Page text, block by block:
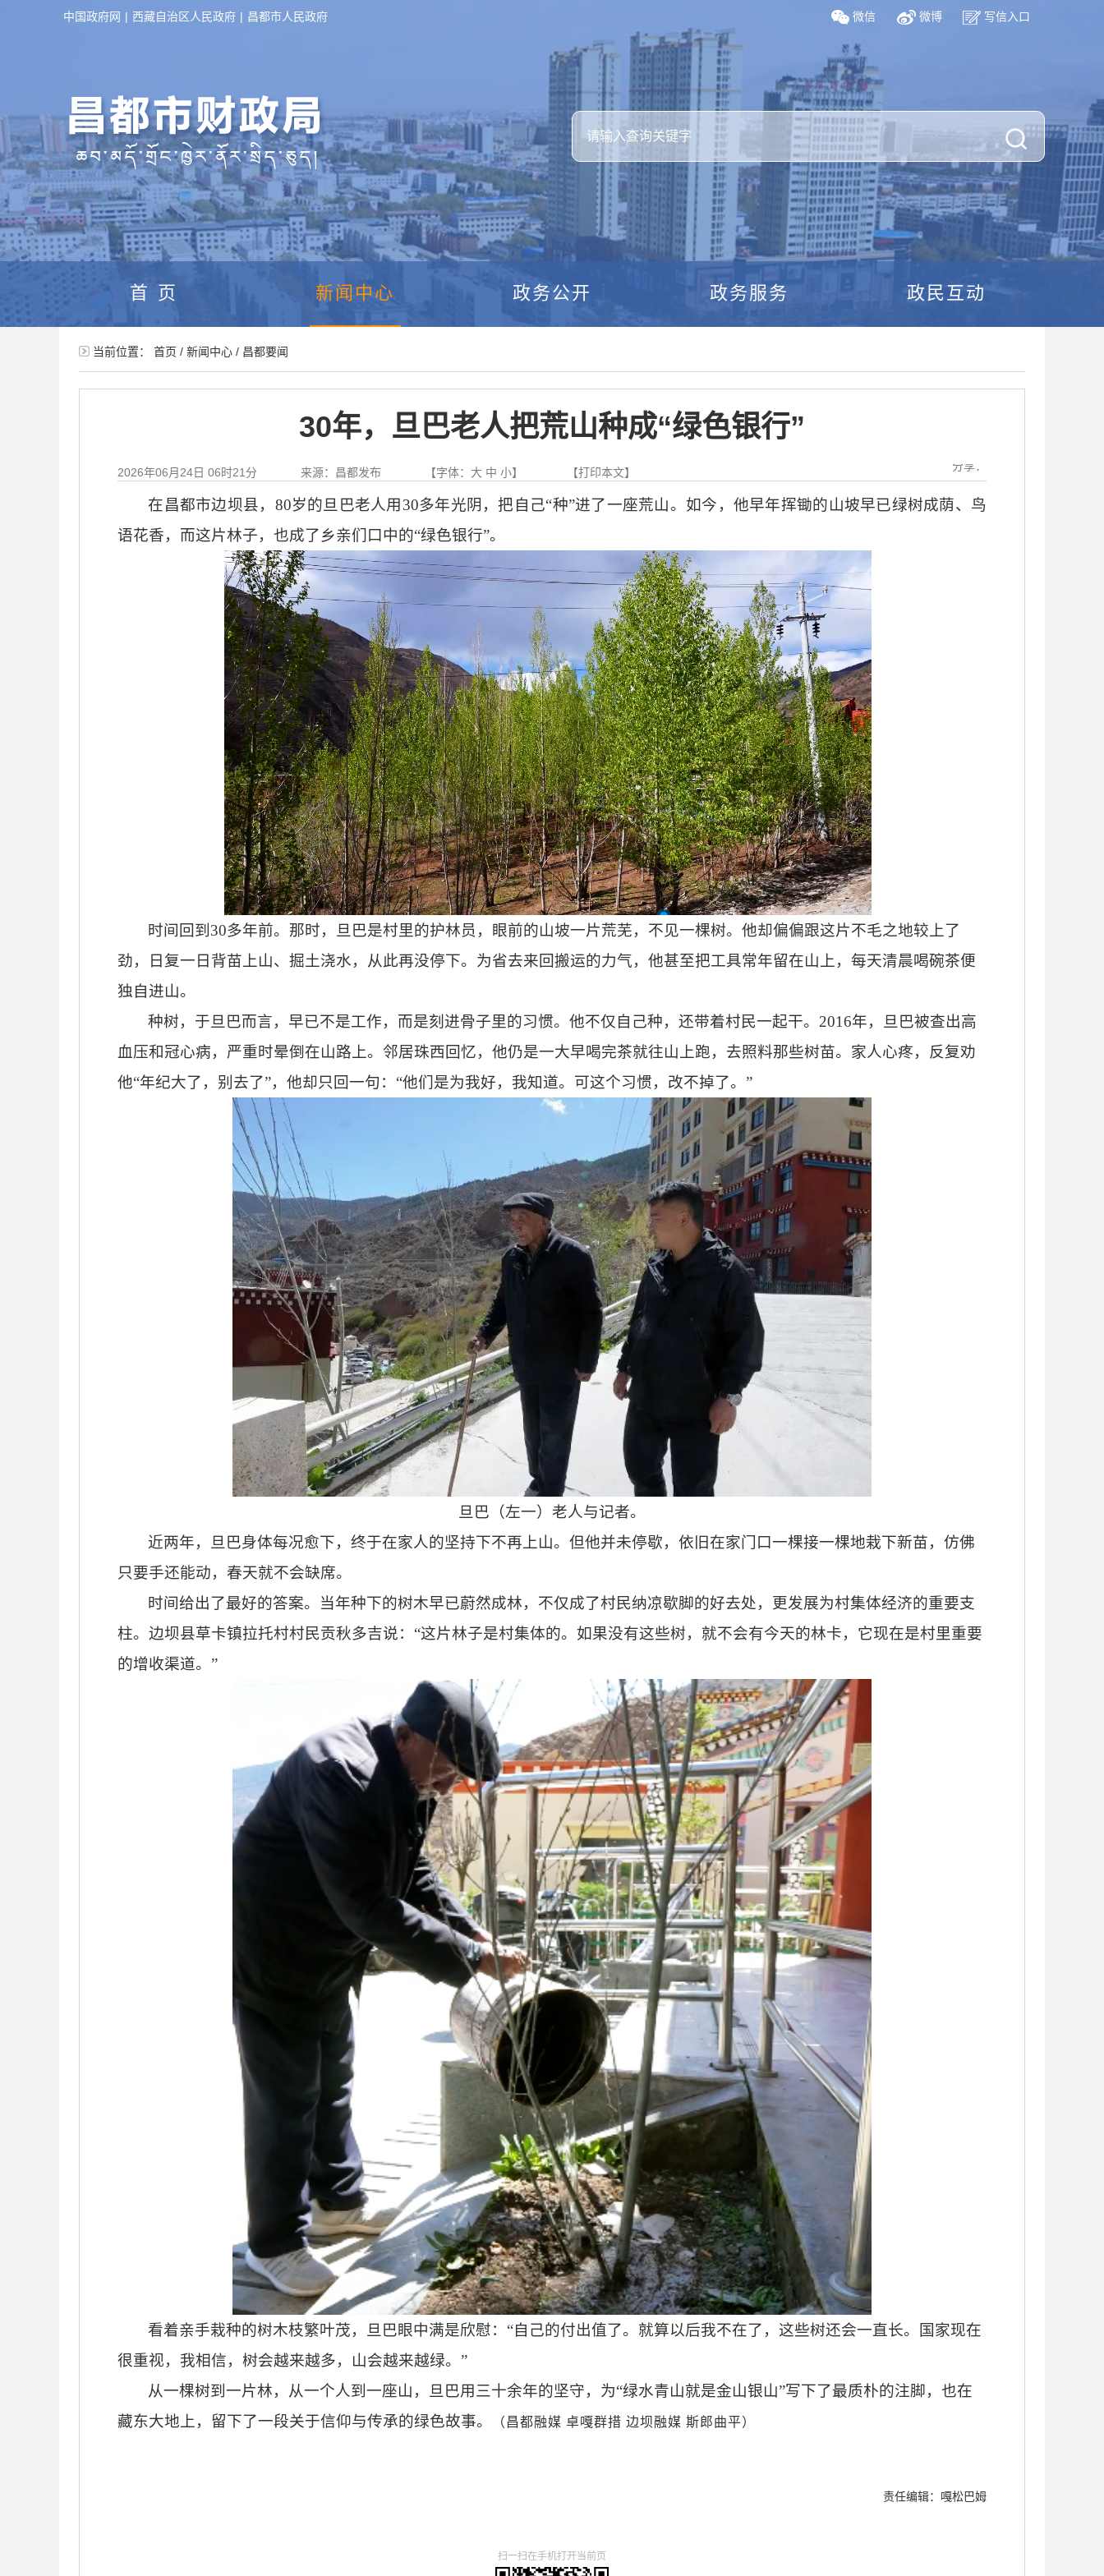
中国政府网 | 西藏自治区人民政府 | 昌都市人民政府 微信 微博 写信入口
首页 新闻中心 政务公开 政务服务 政民互动
当前位置： 首页 / 新闻中心 / 昌都要闻
30年，旦巴老人把荒山种成“绿色银行”
2026年06月24日 06时21分 来源：昌都发布 【字体： 大 中 小】 【打印本文】 分享：
在昌都市边坝县， 80岁的旦巴老人用30多年光阴，把自己“种”进了一座荒山。如今，他早年挥锄的山坡早已绿树成荫、鸟
语花香，而这片林子，也成了乡亲们口中的“绿色银行”。
时间回到 30多年前。那时，旦巴是村里的护林员，眼前的山坡一片荒芜，不见一棵树。他却偏偏跟这片不毛之地较上了
劲，日复一日背苗上山、掘土浇水，从此再没停下。为省去来回搬运的力气，他甚至把工具常年留在山上，每天清晨喝碗茶便
独自进山。
种树，于旦巴而言，早已不是工作，而是刻进骨子里的习惯。他不仅自己种，还带着村民一起干。 2016年，旦巴被查出高
血压和冠心病，严重时晕倒在山路上。邻居珠西回忆，他仍是一大早喝完茶就往山上跑，去照料那些树苗。家人心疼，反复劝
他“年纪大了，别去了”，他却只回一句：“他们是为我好，我知道。可这个习惯，改不掉了。”
旦巴（左一）老人与记者。
近两年，旦巴身体每况愈下，终于在家人的坚持下不再上山。但他并未停歇，依旧在家门口一棵接一棵地栽下新苗，仿佛
只要手还能动，春天就不会缺席。
时间给出了最好的答案。当年种下的树木早已蔚然成林，不仅成了村民纳凉歇脚的好去处，更发展为村集体经济的重要支
柱。边坝县草卡镇拉托村村民贡秋多吉说： “这片林子是村集体的。如果没有这些树，就不会有今天的林卡，它现在是村里重要
的增收渠道。”
看着亲手栽种的树木枝繁叶茂，旦巴眼中满是欣慰： “自己的付出值了。就算以后我不在了，这些树还会一直长。国家现在
很重视，我相信，树会越来越多，山会越来越绿。”
从一棵树到一片林，从一个人到一座山，旦巴用三十余年的坚守，为“绿水青山就是金山银山”写下了最质朴的注脚，也在
藏东大地上，留下了一段关于信仰与传承的绿色故事。
（昌都融媒 卓嘎群措 边坝融媒 斯郎曲平）
责任编辑：嘎松巴姆
扫一扫在手机打开当前页